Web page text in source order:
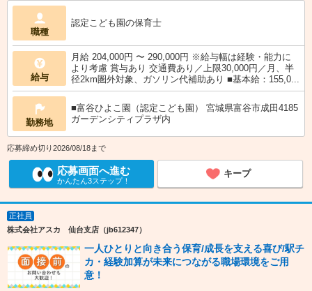
職種
認定こども園の保育士
給与
月給 204,000円 〜 290,000円 ※給与幅は経験・能力に
より考慮 賞与あり 交通費あり／上限30,000円／月、半
径2km圏外対象、ガソリン代補助あり ■基本給：155,0...
勤務地
■富谷ひよこ園（認定こども園） 宮城県富谷市成田4185
ガーデンシティプラザ内
応募締め切り2026/08/18まで
応募画面へ進む
かんたん3ステップ！
キープ
正社員
株式会社アスカ 仙台支店（jb612347）
一人ひとりと向き合う保育/成長を支える喜び/駅チ
カ・経験加算が未来につながる職場環境をご用
意！